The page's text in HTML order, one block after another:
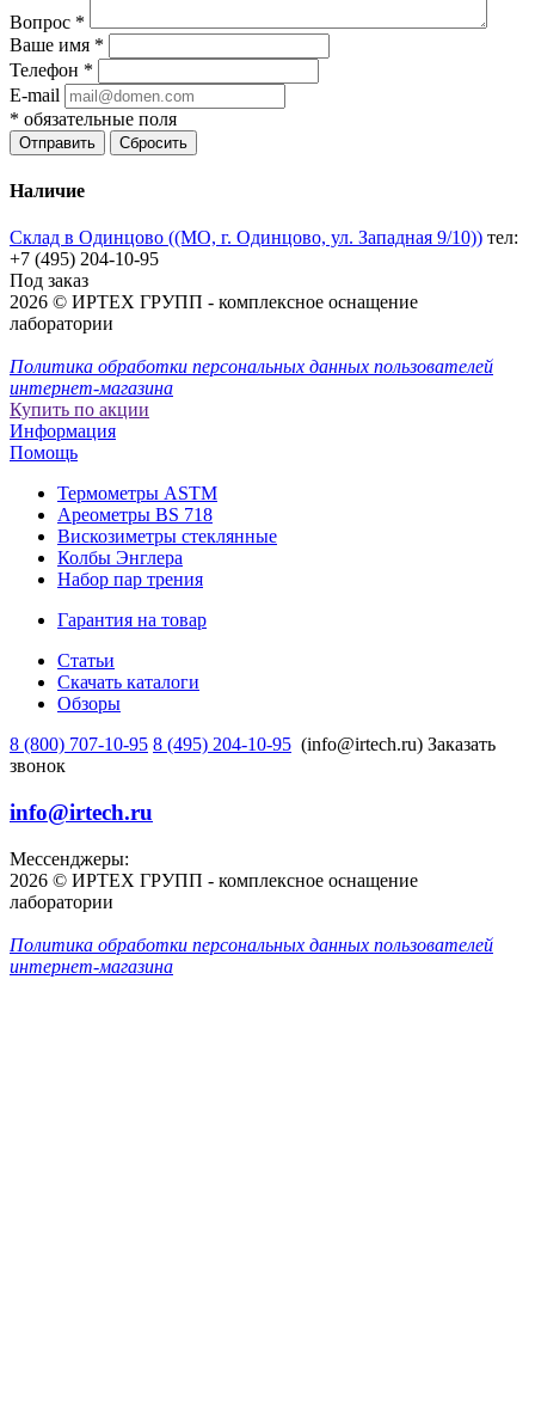
Вопрос *
Ваше имя *
Телефон *
E-mail
* обязательные поля
Отправить Сбросить
Наличие
Склад в Одинцово ((МО, г. Одинцово, ул. Западная 9/10)) тел:
+7 (495) 204-10-95
Под заказ
2026 © ИРТЕХ ГРУПП - комплексное оснащение
лаборатории
Политика обработки персональных данных пользователей
интернет-магазина
Купить по акции
Информация
Помощь
Термометры ASTM
Ареометры BS 718
Вискозиметры стеклянные
Колбы Энглера
Набор пар трения
Гарантия на товар
Статьи
Скачать каталоги
Обзоры
8 (800) 707-10-95 8 (495) 204-10-95 (info@irtech.ru) Заказать
звонок
info@irtech.ru
Мессенджеры:
2026 © ИРТЕХ ГРУПП - комплексное оснащение
лаборатории
Политика обработки персональных данных пользователей
интернет-магазина